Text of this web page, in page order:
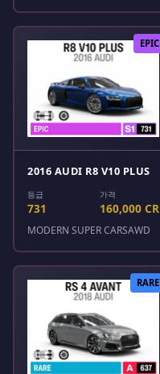
EPIC
2016 AUDI R8 V10 PLUS
등급
731
가격
160,000 CR
MODERN SUPER CARSAWD
RARE